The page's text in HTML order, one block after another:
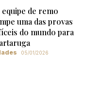
equipe de remo
uma das provas
do mundo para
05/01/2026